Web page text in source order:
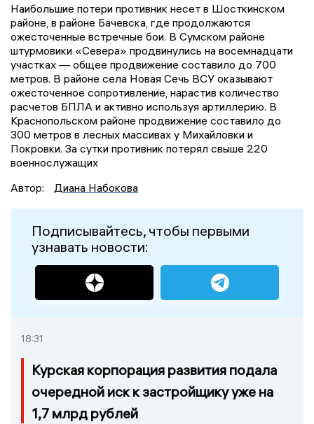
Наибольшие потери противник несет в Шосткинском
районе, в районе Бачевска, где продолжаются
ожесточенные встречные бои. В Сумском районе
штурмовики «Севера» продвинулись на восемнадцати
участках — общее продвижение составило до 700
метров. В районе села Новая Сечь ВСУ оказывают
ожесточенное сопротивление, нарастив количество
расчетов БПЛА и активно используя артиллерию. В
Краснопольском районе продвижение составило до
300 метров в лесных массивах у Михайловки и
Покровки. За сутки противник потерял свыше 220
военнослужащих
Автор:
Диана Набокова
Подписывайтесь, чтобы первыми
узнавать новости:
18:31
Курская корпорация развития подала
очередной иск к застройщику уже на
1,7 млрд рублей